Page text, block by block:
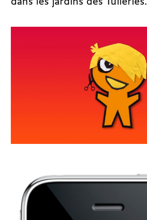
dans les jardins des Tuileries.